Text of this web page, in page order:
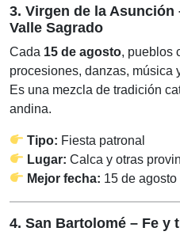
3. Virgen de la Asunción
Valle Sagrado
Cada 15 de agosto, pueblos
procesiones, danzas, música
Es una mezcla de tradición
andina.
Tipo: Fiesta patronal
Lugar: Calca y otras
Mejor fecha: 15 de agosto
4. San Bartolomé – Fe y